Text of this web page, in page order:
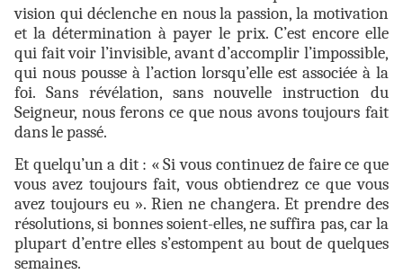
vision qui déclenche en nous la passion, la motivation
et la détermination à payer le prix. C’est encore elle
qui fait voir l’invisible, avant d’accomplir l’impossible,
qui nous pousse à l’action lorsqu’elle est associée à la
foi. Sans révélation, sans nouvelle instruction du
Seigneur, nous ferons ce que nous avons toujours fait
dans le passé.
Et quelqu’un a dit : « Si vous continuez de faire ce que
vous avez toujours fait, vous obtiendrez ce que vous
avez toujours eu ». Rien ne changera. Et prendre des
résolutions, si bonnes soient-elles, ne suffira pas, car la
plupart d’entre elles s’estompent au bout de quelques
semaines.